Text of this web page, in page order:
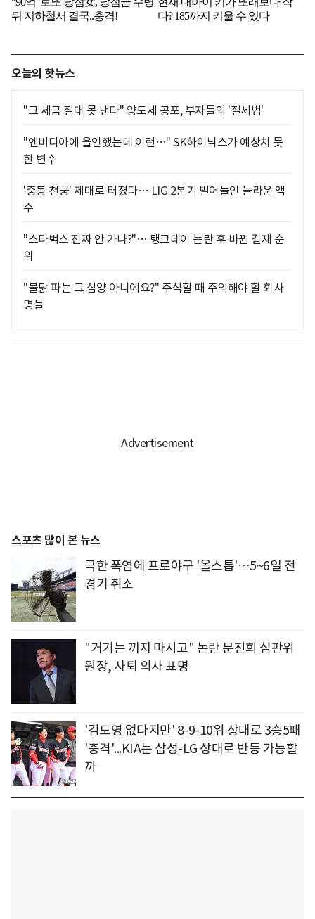
오늘의 핫뉴스
"그 세금 절대 못 낸다" 양도세 공포, 부자들의 '절세법'
"엔비디아에 올인했는데 이런…" SK하이닉스가 예상치 못
한 변수
'중동 천궁' 제대로 터졌다… LIG 2분기 벌어들인 놀라운 액
수
"스타벅스 진짜 안 가나?"… 탱크데이 논란 후 바뀐 결제 순
위
"불닭 파는 그 삼양 아니에요?" 주식할 때 주의해야 할 회사
명들
스포츠 많이 본 뉴스
극한 폭염에 프로야구 '올스톱'…5~6일 전
경기 취소
"거기는 끼지 마시고" 논란 문진희 심판위
원장, 사퇴 의사 표명
'김도영 없다지만' 8-9-10위 상대로 3승5패
'충격'...KIA는 삼성-LG 상대로 반등 가능할
까